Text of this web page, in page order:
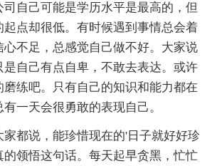
司自己可能是学历水平是最高的，但
起点却很低。有时候遇到事情总会着
心不足，总感觉自己做不好。大家说
是自己有点自卑，不敢去表达。或许
练吧。只有自己的知识和能力都在
一天会很勇敢的表现自己。
家都说，能珍惜现在的'日子就好好珍
的领悟这句话。每天起早贪黑，忙忙